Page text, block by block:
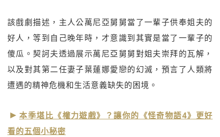
該戲劇描述，主人公萬尼亞舅舅當了一輩子供奉姐夫的
好人，等到自己晚年時，才意識到其實是當了一輩子的
傻瓜。契訶夫透過展示萬尼亞舅舅對姐夫崇拜的瓦解，
以及對其第二任妻子葉蓮娜愛戀的幻滅，預言了人類將
遭遇的精神危機和生活意義缺失的困境。
本季堪比《權力遊戲》？讓你的《怪奇物語4》更好
看的五個小秘密